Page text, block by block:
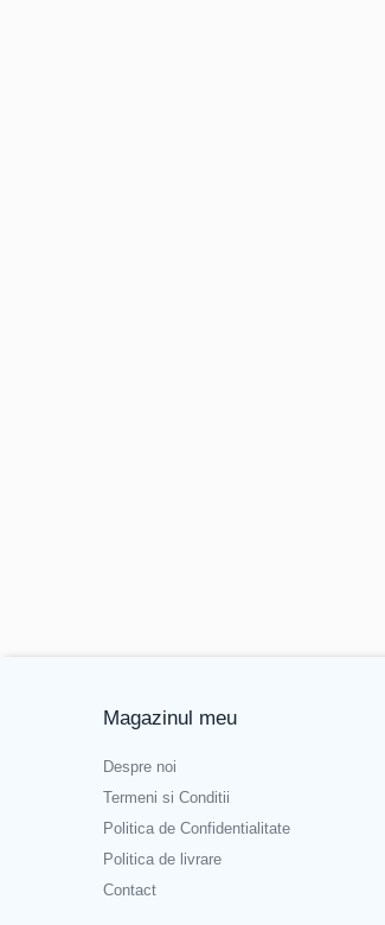
Jgheaburi si burlane din otel
Accesorii sistem click
Sorturi, coame, dolii
Ferestre de mansarda
Magazinul meu
Despre noi
Termeni si Conditii
Politica de Confidentialitate
Politica de livrare
Contact